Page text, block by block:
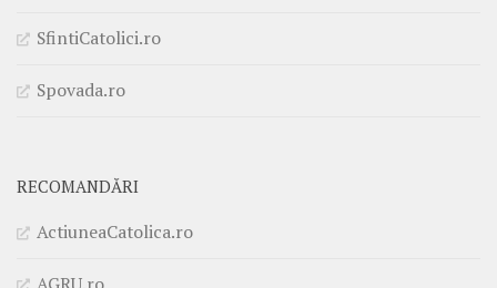
SfintiCatolici.ro
Spovada.ro
RECOMANDĂRI
ActiuneaCatolica.ro